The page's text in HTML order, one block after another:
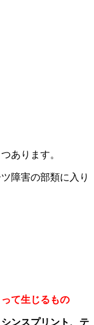
あります。
障害の部類に入り
て生じるもの
ンスプリント、テ